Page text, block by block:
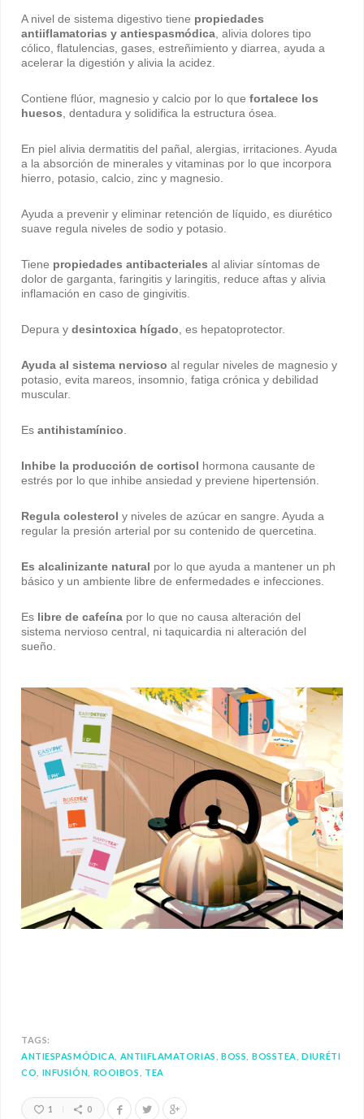
A nivel de sistema digestivo tiene propiedades
antiiflamatorias y antiespasmódica, alivia dolores tipo
cólico, flatulencias, gases, estreñimiento y diarrea, ayuda a
acelerar la digestión y alivia la acidez.
Contiene flúor, magnesio y calcio por lo que fortalece los
huesos, dentadura y solidifica la estructura ósea.
En piel alivia dermatitis del pañal, alergias, irritaciones. Ayuda
a la absorción de minerales y vitaminas por lo que incorpora
hierro, potasio, calcio, zinc y magnesio.
Ayuda a prevenir y eliminar retención de líquido, es diurético
suave regula niveles de sodio y potasio.
Tiene propiedades antibacteriales al aliviar síntomas de
dolor de garganta, faringitis y laringitis, reduce aftas y alivia
inflamación en caso de gingivitis.
Depura y desintoxica hígado, es hepatoprotector.
Ayuda al sistema nervioso al regular niveles de magnesio y
potasio, evita mareos, insomnio, fatiga crónica y debilidad
muscular.
Es antihistamínico.
Inhibe la producción de cortisol hormona causante de
estrés por lo que inhibe ansiedad y previene hipertensión.
Regula colesterol y niveles de azúcar en sangre. Ayuda a
regular la presión arterial por su contenido de quercetina.
Es alcalinizante natural por lo que ayuda a mantener un ph
básico y un ambiente libre de enfermedades e infecciones.
Es libre de cafeína por lo que no causa alteración del
sistema nervioso central, ni taquicardia ni alteración del
sueño.
TAGS:
ANTIESPASMÓDICA ANTIIFLAMATORIAS BOSS BOSSTEA DIURÉTI
CO
INFUSIÓN ROOIBOS TEA
1 0